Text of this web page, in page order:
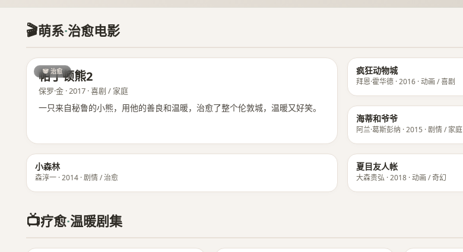
🎬萌系·治愈电影
🐼 治愈
帕丁顿熊2
保罗·金 · 2017 · 喜剧 / 家庭
一只来自秘鲁的小熊，用他的善良和温暖，治愈了整个伦敦城，温暖又好笑。
疯狂动物城
拜恩·霍华德 · 2016 · 动画 / 喜剧
海蒂和爷爷
阿兰·葛斯彭纳 · 2015 · 剧情 / 家庭
小森林
森淳一 · 2014 · 剧情 / 治愈
夏目友人帐
大森贵弘 · 2018 · 动画 / 奇幻
📺疗愈·温暖剧集